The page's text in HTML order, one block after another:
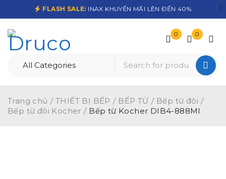
FLASH SALE: INAX KHUYẾN MÃI LÊN ĐẾN 40%
0 0
Trang chủ / THIẾT BỊ BẾP / BẾP TỪ / Bếp từ đôi /
Bếp từ đôi Kocher / Bếp từ Kocher DIB4-888MI